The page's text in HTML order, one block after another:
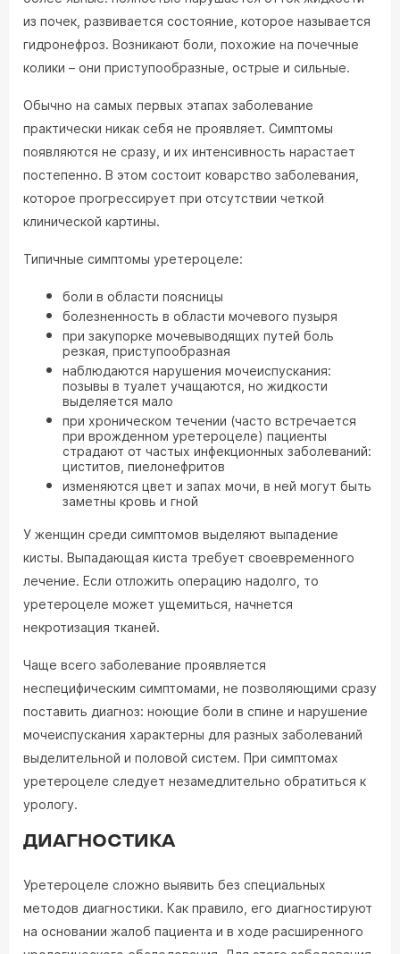
из почек, развивается состояние, которое называется
гидронефроз. Возникают боли, похожие на почечные
колики – они приступообразные, острые и сильные.
Обычно на самых первых этапах заболевание
практически никак себя не проявляет. Симптомы
появляются не сразу, и их интенсивность нарастает
постепенно. В этом состоит коварство заболевания,
которое прогрессирует при отсутствии четкой
клинической картины.
Типичные симптомы уретероцеле:
боли в области поясницы
болезненность в области мочевого пузыря
при закупорке мочевыводящих путей боль
резкая, приступообразная
наблюдаются нарушения мочеиспускания:
позывы в туалет учащаются, но жидкости
выделяется мало
при хроническом течении (часто встречается
при врожденном уретероцеле) пациенты
страдают от частых инфекционных заболеваний:
циститов, пиелонефритов
изменяются цвет и запах мочи, в ней могут быть
заметны кровь и гной
У женщин среди симптомов выделяют выпадение
кисты. Выпадающая киста требует своевременного
лечение. Если отложить операцию надолго, то
уретероцеле может ущемиться, начнется
некротизация тканей.
Чаще всего заболевание проявляется
неспецифическим симптомами, не позволяющими сразу
поставить диагноз: ноющие боли в спине и нарушение
мочеиспускания характерны для разных заболеваний
выделительной и половой систем. При симптомах
уретероцеле следует незамедлительно обратиться к
урологу.
ДИАГНОСТИКА
Уретероцеле сложно выявить без специальных
методов диагностики. Как правило, его диагностируют
на основании жалоб пациента и в ходе расширенного